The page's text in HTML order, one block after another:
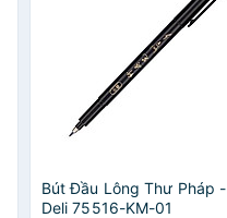
Bút Đầu Lông Thư Pháp -
Deli 75516-KM-01